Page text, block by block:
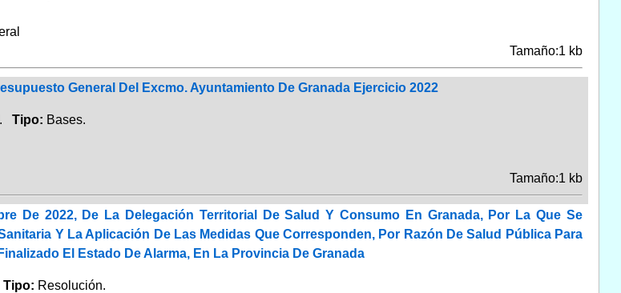
Tamaño:1 kb
General Del Excmo. Ayuntamiento De Granada Ejercicio 2022
Tipo: Bases.
Tamaño:1 kb
De 2022, De La Delegación Territorial De Salud Y Consumo En Granada, Por La Que Se
Y La Aplicación De Las Medidas Que Corresponden, Por Razón De Salud Pública Para
El Estado De Alarma, En La Provincia De Granada
Tipo: Resolución.